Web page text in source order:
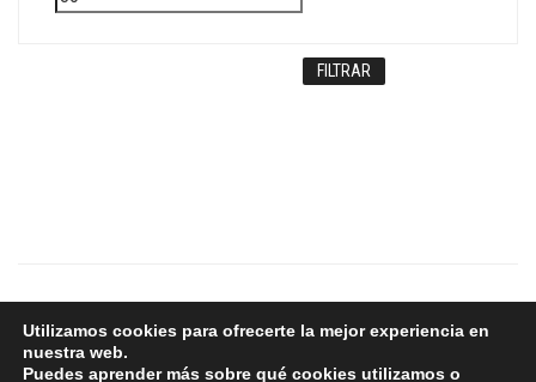
FILTRAR
Copyright © 2024 - Aurum
Utilizamos cookies para ofrecerte la mejor experiencia en
nuestra web.
Puedes aprender más sobre qué cookies utilizamos o